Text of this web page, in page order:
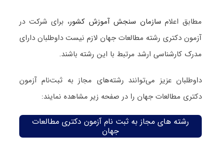
مطابق اعلام سازمان سنجش آموزش کشور، برای شرکت در
آزمون دکتری رشته مطالعات جهان لازم نیست داوطلبان دارای
مدرک کارشناسی ارشد مرتبط با این رشته باشند.
داوطلبان عزیز می‌توانند رشته‌های مجاز به ثبت‌نام آزمون
دکتری مطالعات جهان را در صفحه زیر مشاهده نمایند:
رشته های مجاز به ثبت نام آزمون دکتری مطالعات
جهان